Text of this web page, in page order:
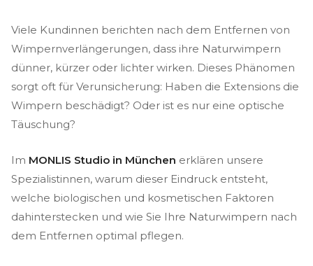
Viele Kundinnen berichten nach dem Entfernen von
Wimpernverlängerungen, dass ihre Naturwimpern
dünner, kürzer oder lichter wirken. Dieses Phänomen
sorgt oft für Verunsicherung: Haben die Extensions die
Wimpern beschädigt? Oder ist es nur eine optische
Täuschung?
Im MONLIS Studio in München erklären unsere
Spezialistinnen, warum dieser Eindruck entsteht,
welche biologischen und kosmetischen Faktoren
dahinterstecken und wie Sie Ihre Naturwimpern nach
dem Entfernen optimal pflegen.